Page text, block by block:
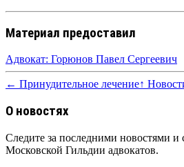
Материал предоставил
Адвокат: Горюнов Павел Сергеевич
← Принудительное лечение↑
О новостях
Следите за последними новостями
Московской Гильдии адвокатов.